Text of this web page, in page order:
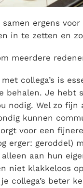
samen ergens
in te zetten en
meerdere
collega’s is
behalen. Je hebt
nodig. Wel zo
kunnen
voor een
erger: geroddel)
aan hun
niet klakkeloos
collega’s beter